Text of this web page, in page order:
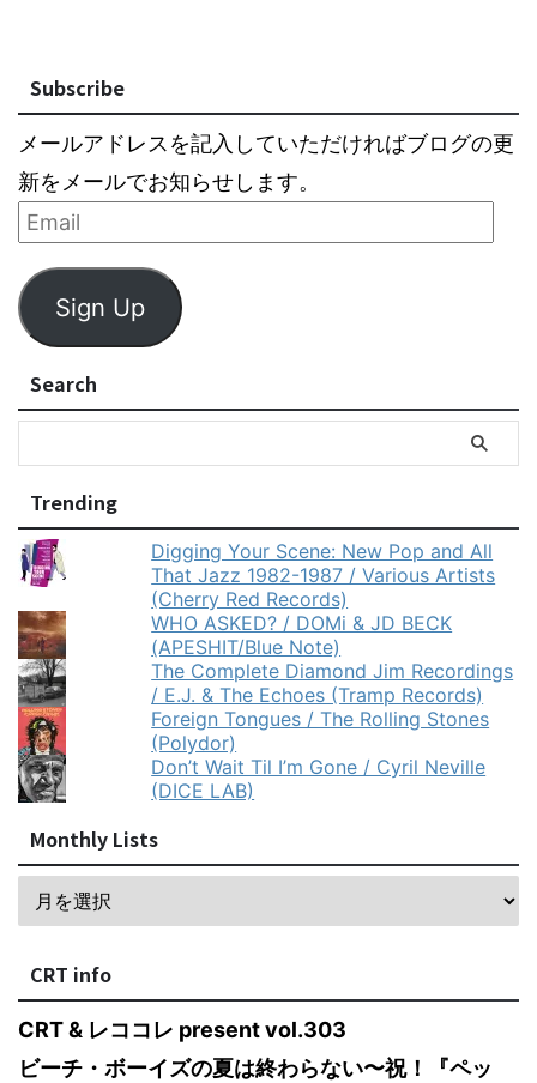
Subscribe
メールアドレスを記入していただければブログの更
新をメールでお知らせします。
Sign Up
Search
Trending
Digging Your Scene: New Pop and All
That Jazz 1982-1987 / Various Artists
(Cherry Red Records)
WHO ASKED? / DOMi & JD BECK
(APESHIT/Blue Note)
The Complete Diamond Jim Recordings
/ E.J. & The Echoes (Tramp Records)
Foreign Tongues / The Rolling Stones
(Polydor)
Don’t Wait Til I’m Gone / Cyril Neville
(DICE LAB)
Monthly Lists
CRT info
CRT & レココレ present vol.303
ビーチ・ボーイズの夏は終わらない〜祝！『ペッ